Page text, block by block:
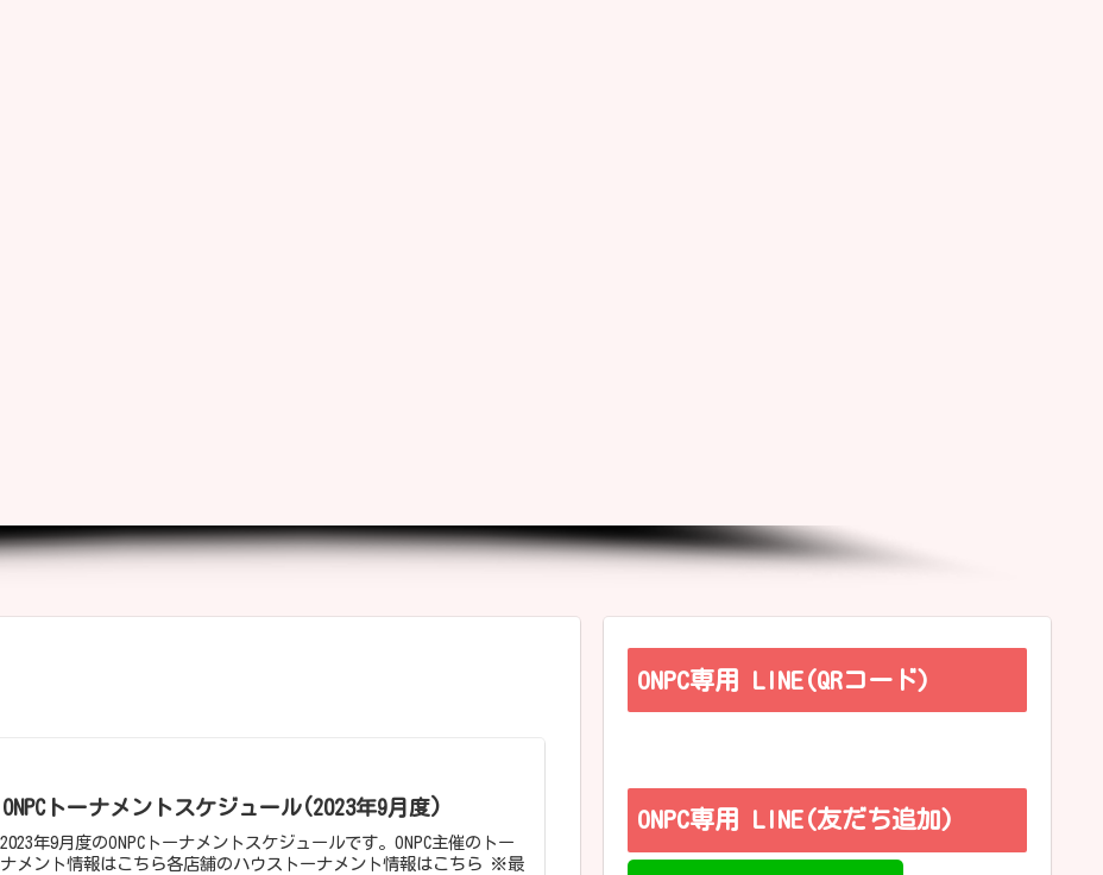
ONPCトーナメントスケジュール(2023年9月度)
2023年9月度のONPCトーナメントスケジュールです。ONPC主催のトー
ナメント情報はこちら各店舗のハウストーナメント情報はこちら ※最
ONPC専用 LINE(QRコード)
ONPC専用 LINE(友だち追加)